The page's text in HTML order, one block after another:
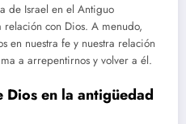
de Israel en el Antiguo
relación con Dios. A menudo,
en nuestra fe y nuestra relación
a arrepentirnos y volver a él.
en la antigüedad